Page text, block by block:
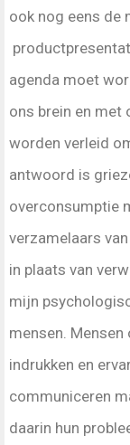
ook nog eens de
agenda moet
ons brein en met
worden verleid
antwoord is
overconsumptie
verzamelaars
in plaats van
mijn
mensen.
indrukken en
communiceren
daarin hun